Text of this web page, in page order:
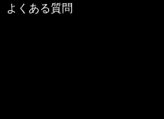
よくある質問